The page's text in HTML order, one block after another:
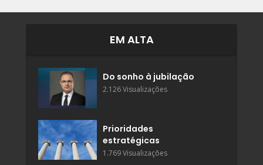
EM ALTA
Do sonho à jubilação
2.126 Visualizações
Prioridades
estratégicas
1.769 Visualizações